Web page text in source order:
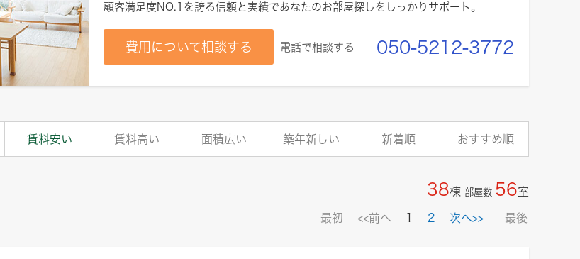
顧客満足度NO.1を誇る信頼と実績であなたのお部屋探しをしっかりサポート。
費用について相談する 電話で相談する 050-5212-3772
賃料安い 賃料高い 面積広い 築年新しい 新着順 おすすめ順
38棟 部屋数 56室
最初 <<前へ 1 2 次へ>> 最後